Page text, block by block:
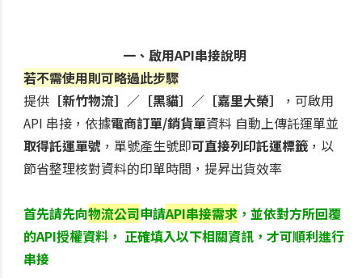
一、啟用API串接說明
若不需使用則可略過此步驟
提供［新竹物流］／［黑貓］／［嘉里大榮］
，可啟用
API 串接，依據電商訂單/銷貨單資料 自動上傳託運單並
取得託運單號，單號產生號即可直接列印託運標籤，以
節省整理核對資料的印單時間，提昇出貨效率
首先請先向物流公司申請API串接需求，並依對方所回覆
的API授權資料， 正確填入以下相關資訊，才可順利進行
串接